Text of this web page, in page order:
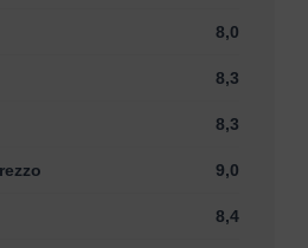
8,0
8,3
8,3
9,0
8,4